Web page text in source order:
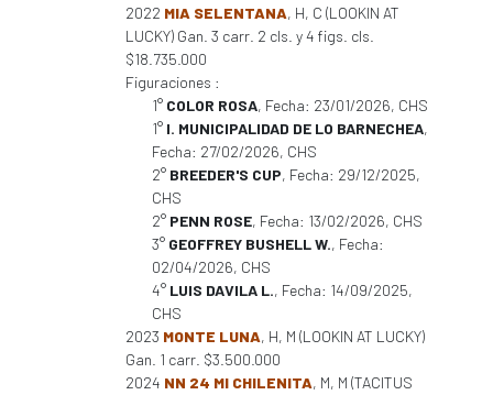
2022 MIA SELENTANA, H, C (LOOKIN AT
LUCKY) Gan. 3 carr. 2 cls. y 4 figs. cls.
$18.735.000
Figuraciones :
1° COLOR ROSA, Fecha: 23/01/2026, CHS
1° I. MUNICIPALIDAD DE LO BARNECHEA,
Fecha: 27/02/2026, CHS
2° BREEDER'S CUP, Fecha: 29/12/2025,
CHS
2° PENN ROSE, Fecha: 13/02/2026, CHS
3° GEOFFREY BUSHELL W., Fecha:
02/04/2026, CHS
4° LUIS DAVILA L., Fecha: 14/09/2025,
CHS
2023 MONTE LUNA, H, M (LOOKIN AT LUCKY)
Gan. 1 carr. $3.500.000
2024 NN 24 MI CHILENITA, M, M (TACITUS